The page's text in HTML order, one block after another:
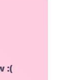
:(